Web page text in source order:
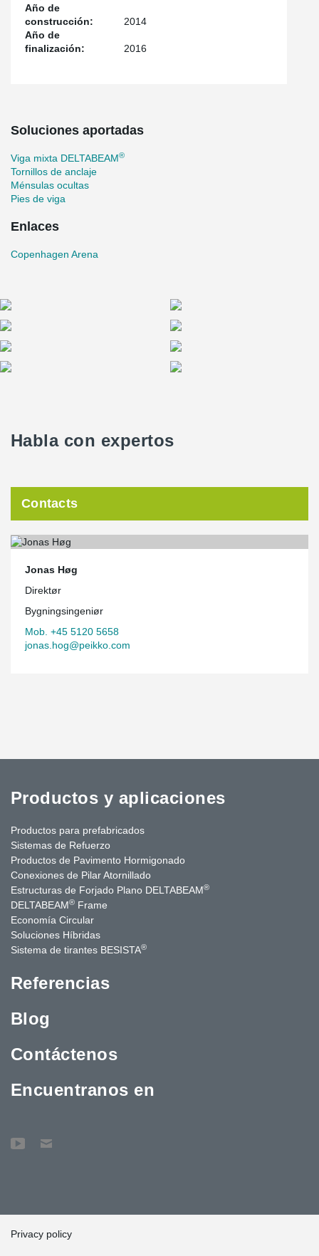
Año de
construcción:
2014
Año de
finalización:
2016
Soluciones aportadas
Viga mixta DELTABEAM®
Tornillos de anclaje
Ménsulas ocultas
Pies de viga
Enlaces
Copenhagen Arena
Habla con expertos
Contacts
Jonas Høg
Direktør
Bygningsingeniør
Mob. +45 5120 5658
jonas.hog@peikko.com
Productos y aplicaciones
Productos para prefabricados
Sistemas de Refuerzo
Productos de Pavimento Hormigonado
Conexiones de Pilar Atornillado
Estructuras de Forjado Plano DELTABEAM®
DELTABEAM® Frame
Economía Circular
Soluciones Híbridas
Sistema de tirantes BESISTA®
Referencias
Blog
Contáctenos
Encuentranos en
Privacy policy